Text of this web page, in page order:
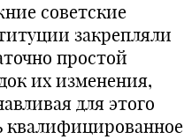
советские
закрепляли
простой
их изменения,
для этого
квалифицированное